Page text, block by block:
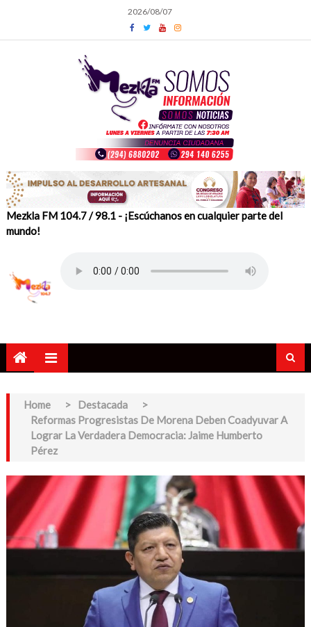
content
2026/08/07
Mezkla FM 104.7 / 98.1 - ¡Escúchanos en cualquier parte del
mundo!
Home > Destacada
>
Reformas Progresistas De Morena Deben Coadyuvar A
Lograr La Verdadera Democracia: Jaime Humberto
Pérez